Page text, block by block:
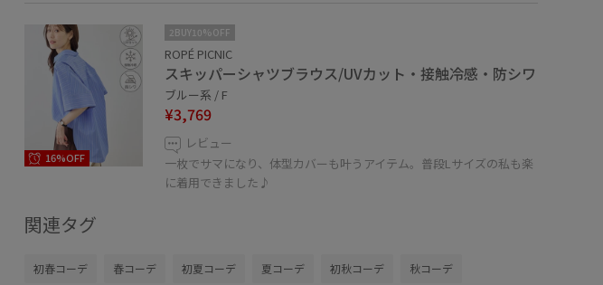
16%OFF
2BUY10%OFF
ROPÉ PICNIC
スキッパーシャツブラウス/UVカット・接触冷感・防シワ
ブルー系 / F
¥3,769
レビュー
一枚でサマになり、体型カバーも叶うアイテム。普段Lサイズの私も楽
に着用できました♪
関連タグ
初春コーデ 春コーデ 初夏コーデ 夏コーデ 初秋コーデ 秋コーデ